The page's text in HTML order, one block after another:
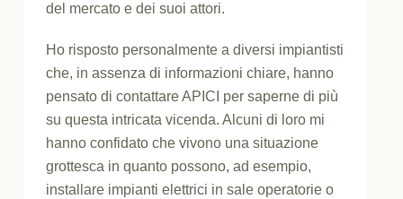
del mercato e dei suoi attori.
Ho risposto personalmente a diversi impiantisti
che, in assenza di informazioni chiare, hanno
pensato di contattare APICI per saperne di più
su questa intricata vicenda. Alcuni di loro mi
hanno confidato che vivono una situazione
grottesca in quanto possono, ad esempio,
installare impianti elettrici in sale operatorie o